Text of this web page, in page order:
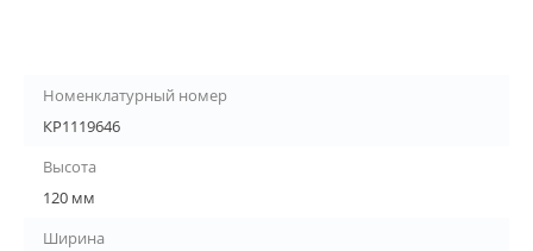
Номенклатурный номер
КР1119646
Высота
120 мм
Ширина